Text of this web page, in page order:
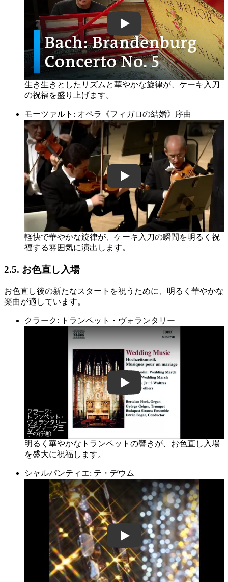
gIgqeA76cdU
生き生きとしたリズムと華やかな旋律が、ケーキ入刀
の祝福を盛り上げます。
モーツァルト: オペラ《フィガロの結婚》序曲
Mp6UAGN_Ir4
軽快で華やかな旋律が、ケーキ入刀の瞬間を明るく祝
福する雰囲気に演出します。
2.5. お色直し入場
お色直し後の新たなスタートを祝うために、明るく華やかな
楽曲が適しています。
クラーク: トランペット・ヴォランタリー
FWA2nKKJbzk
明るく華やかなトランペットの響きが、お色直し入場
を盛大に祝福します。
シャルパンティエ: テ・デウム
qcIYqsyR3m8